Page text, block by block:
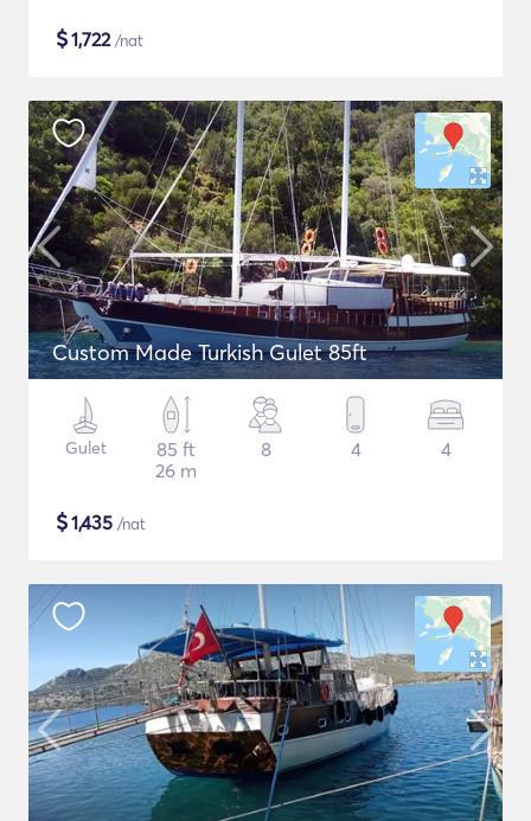
$1,722/nat
Custom Made Turkish Gulet 85ft
Gulet
85 ft
26 m
8 4 4
$1,435 /nat